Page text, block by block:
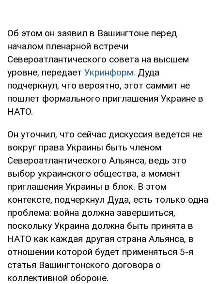
Об этом он заявил в Вашингтоне перед
началом пленарной встречи
Североатлантического совета на высшем
уровне, передает Укринформ. Дуда
подчеркнул, что вероятно, этот саммит не
пошлет формального приглашения Украине в
НАТО.
Он уточнил, что сейчас дискуссия ведется не
вокруг права Украины быть членом
Североатлантического Альянса, ведь это
выбор украинского общества, а момент
приглашения Украины в блок. В этом
контексте, подчеркнул Дуда, есть только одна
проблема: война должна завершиться,
поскольку Украина должна быть принята в
НАТО как каждая другая страна Альянса, в
отношении которой будет применяться 5-я
статья Вашингтонского договора о
коллективной обороне.